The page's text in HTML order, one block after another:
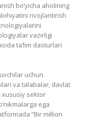
bo‘yicha aholining
rivojlantirish
vazirligi
ta’lim dasturlari
uchun
va talabalar, davlat
xususiy sektor
ega
“Bir million